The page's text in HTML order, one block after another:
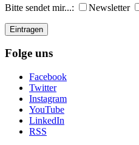
Bitte sendet mir...: Newsletter
Folge uns
Facebook
Twitter
Instagram
YouTube
LinkedIn
RSS